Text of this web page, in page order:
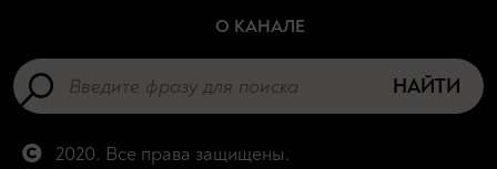
О КАНАЛЕ
НАЙТИ
2020. Все права защищены.